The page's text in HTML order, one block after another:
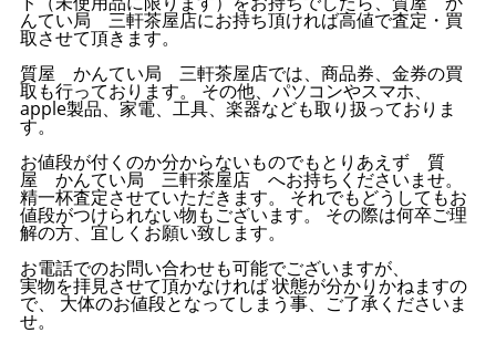
んてい局 三軒茶屋店にお持ち頂ければ高値で査定・買
取させて頂きます。
質屋 かんてい局 三軒茶屋店では、商品券、金券の買
取も行っております。 その他、パソコンやスマホ、
apple製品、家電、工具、楽器なども取り扱っておりま
す。
お値段が付くのか分からないものでもとりあえず 質
屋 かんてい局 三軒茶屋店 へお持ちくださいませ。
精一杯査定させていただきます。 それでもどうしてもお
値段がつけられない物もございます。 その際は何卒ご理
解の方、宜しくお願い致します。
お電話でのお問い合わせも可能でございますが、
実物を拝見させて頂かなければ 状態が分かりかねますの
で、 大体のお値段となってしまう事、ご了承くださいま
せ。